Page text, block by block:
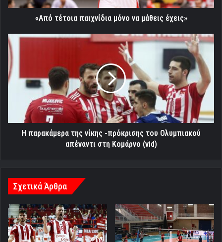
«Από τέτοια παιχνίδια μόνο να μάθεις έχεις»
H
παρακάμερα
νίκης
-πρόκρισης
Ολυμπιακού
απέναντι
στη
ΚομάρνοH παρακάμερα της νίκης -πρόκρισης του Ολυμπιακού
απέναντι στη Κομάρνο (vid)
Σχετικά Άρθρα